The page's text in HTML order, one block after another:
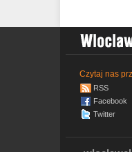
Czytaj nas
RSS
Facebook
Twitter